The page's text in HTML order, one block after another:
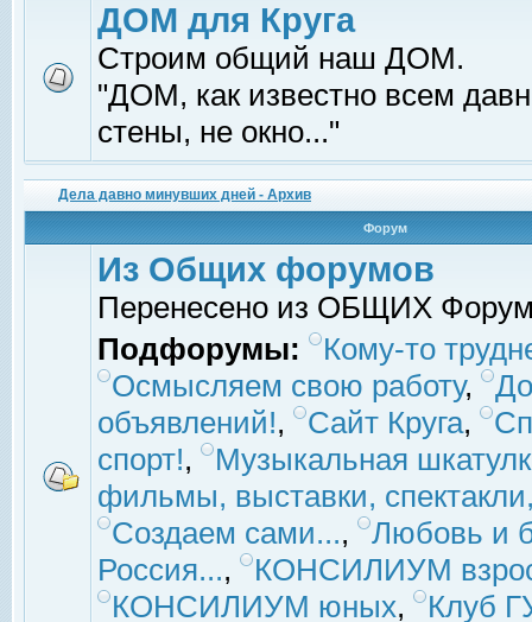
ДОМ для Круга
Строим общий наш ДОМ.
"ДОМ, как известно всем
стены, не окно..."
Дела давно минувших дней - Архив
Форум
Из Общих форумов
Перенесено из ОБЩИХ
Подфорумы:
Кому-то
Осмысляем свою работу,
объявлений!, Сайт Круга,
спорт!,
Музыкальная
фильмы, выставки,
Создаем сами...,
Любовь и
Россия...,
КОНСИЛИУМ
КОНСИЛИУМ юных,
Клуб